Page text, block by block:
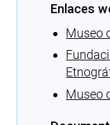
Enlaces
Museo
Museo